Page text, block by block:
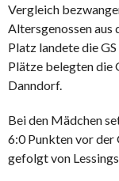
Vergleich
Altersgenossen
Platz landete die
Plätze belegten die
Danndorf.
Bei den Mädchen
6:0 Punkten vor der
gefolgt von